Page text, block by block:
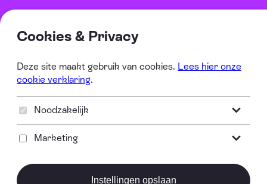
FacebookLinkedIn
PRIVACYVERKLARING
ALGEMENE VOORWAARDEN